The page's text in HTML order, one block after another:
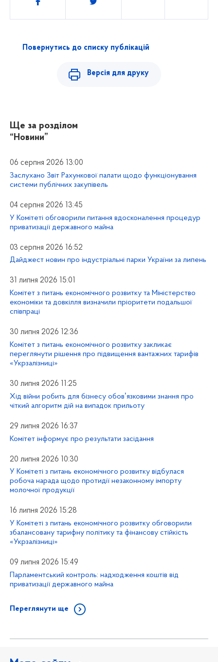
Повернутись до списку публікацій
Версія для друку
Ще за розділом
“Новини”
06 серпня 2026 13:00
Заслухано Звіт Рахункової палати щодо функціонування
системи публічних закупівель
04 серпня 2026 13:45
У Комітеті обговорили питання вдосконалення процедур
приватизації державного майна
03 серпня 2026 16:52
Дайджест новин про індустріальні парки України за липень
31 липня 2026 15:01
Комітет з питань економічного розвитку та Міністерство
економіки та довкілля визначили пріоритети подальшої
співпраці
30 липня 2026 12:36
Комітет з питань економічного розвитку закликає
переглянути рішення про підвищення вантажних тарифів
«Укрзалізниці»
30 липня 2026 11:25
Хід війни робить для бізнесу обовʼязковими знання про
чіткий алгоритм дій на випадок прильоту
29 липня 2026 16:37
Комітет інформує про результати засідання
20 липня 2026 10:30
У Комітеті з питань економічного розвитку відбулася
робоча нарада щодо протидії незаконному імпорту
молочної продукції
16 липня 2026 15:28
У Комітеті з питань економічного розвитку обговорили
збалансовану тарифну політику та фінансову стійкість
«Укрзалізниці»
09 липня 2026 15:49
Парламентський контроль: надходження коштів від
приватизації державного майна
Переглянути ще